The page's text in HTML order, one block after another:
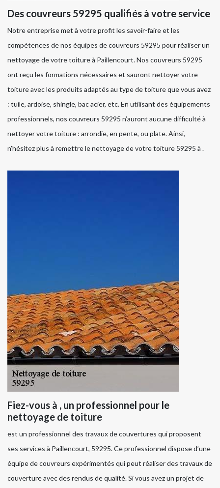
Des couvreurs 59295 qualifiés à votre service
Notre entreprise met à votre profit les savoir-faire et les
compétences de nos équipes de couvreurs 59295 pour réaliser un
nettoyage de votre toiture à Paillencourt. Nos couvreurs 59295
ont reçu les formations nécessaires et sauront nettoyer votre
toiture avec les produits adaptés au type de toiture que vous avez
: tuile, ardoise, shingle, bac acier, etc. En utilisant des équipements
professionnels, nos couvreurs 59295 n’auront aucune difficulté à
nettoyer votre toiture : arrondie, en pente, ou plate. Ainsi,
n’hésitez plus à remettre le nettoyage de votre toiture 59295 à .
Fiez-vous à , un professionnel pour le
nettoyage de toiture
est un professionnel des travaux de couvertures qui proposent
ses services à Paillencourt, 59295. Ce professionnel dispose d’une
équipe de couvreurs expérimentés qui peut réaliser des travaux de
couverture avec des rendus de qualité. Si vous avez un projet de